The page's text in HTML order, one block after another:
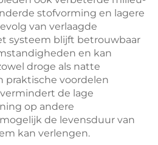
stofvorming en lagere
van verlaagde
systeem blijft betrouwbaar
en kan
droge als natte
praktische voordelen
de lage
op andere
de levensduur van
kan verlengen.